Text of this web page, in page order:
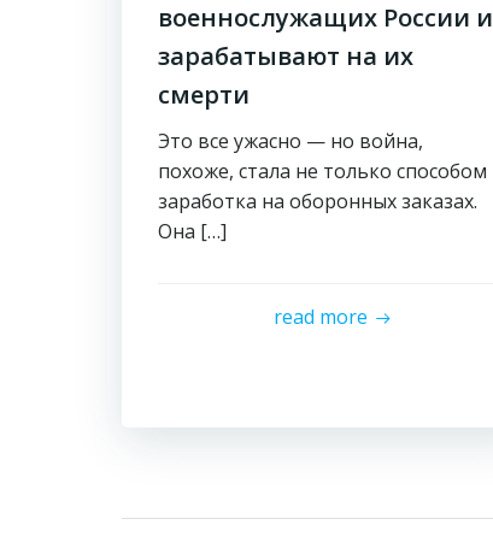
военнослужащих России и
зарабатывают на их
смерти
Это все ужасно — но война,
похоже, стала не только способом
заработка на оборонных заказах.
Она […]
read more